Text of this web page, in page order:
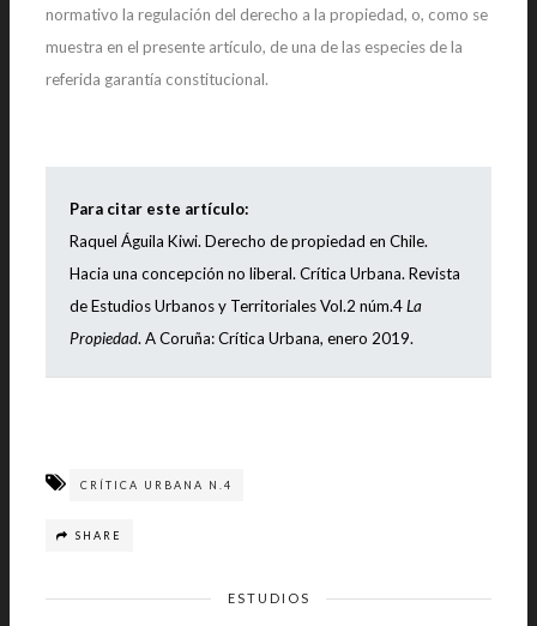
normativo la regulación del derecho a la propiedad, o, como se
muestra en el presente artículo, de una de las especies de la
referida garantía constitucional.
Para citar este artículo:
Raquel Águila Kiwi. Derecho de propiedad en Chile.
Hacia una concepción no liberal. Crítica Urbana. Revista
de Estudios Urbanos y Territoriales Vol.2 núm.4La
Propiedad. A Coruña: Crítica Urbana, enero 2019.
CRÍTICA URBANA N.4
SHARE
ESTUDIOS